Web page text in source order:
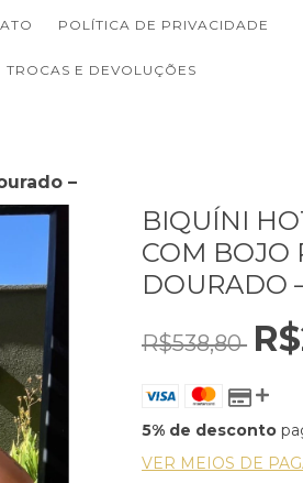
POLÍTICA DE PRIVACIDADE
TROCAS E DEVOLUÇÕES
–
BIQUÍNI
COM BOJO
DOURADO
R$538,80
5% de desconto
VER MEIOS DE